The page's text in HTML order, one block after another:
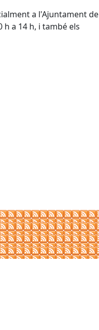
a l'Ajuntament de
a 14 h, i també els